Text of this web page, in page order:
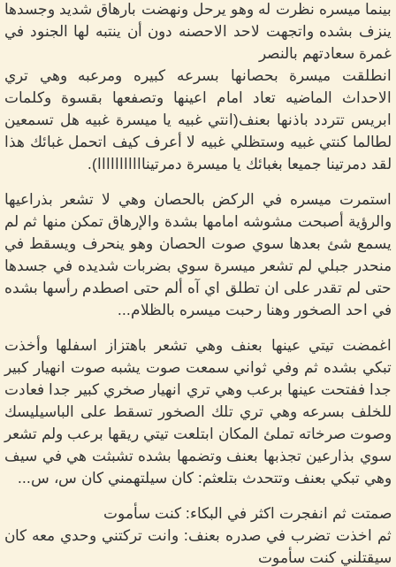
بينما ميسره نظرت له وهو يرحل ونهضت بارهاق شديد وجسدها
ينزف بشده واتجهت لاحد الاحصنه دون أن ينتبه لها الجنود في
غمرة سعادتهم بالنصر
انطلقت ميسرة بحصانها بسرعه كبيره ومرعبه وهي تري
الاحداث الماضيه تعاد امام اعينها وتصفعها بقسوة وكلمات
ابريس تتردد باذنها بعنف(انتي غبيه يا ميسرة غبيه هل تسمعين
لطالما كنتي غبيه وستظلي غبيه لا أعرف كيف اتحمل غبائك هذا
لقد دمرتينا جميعا بغبائك يا ميسرة دمرتينااااااااااا).
استمرت ميسره في الركض بالحصان وهي لا تشعر بذراعيها
والرؤية أصبحت مشوشه امامها بشدة والإرهاق تمكن منها ثم لم
يسمع شئ بعدها سوي صوت الحصان وهو ينحرف ويسقط في
منحدر جبلي لم تشعر ميسرة سوي بضربات شديده في جسدها
حتى لم تقدر على ان تطلق اي آه ألم حتى اصطدم رأسها بشده
في احد الصخور وهنا رحبت ميسره بالظلام...
اغمضت تيتي عينها بعنف وهي تشعر باهتزاز اسفلها وأخذت
تبكي بشده ثم وفي ثواني سمعت صوت يشبه صوت انهيار كبير
جدا ففتحت عينها برعب وهي تري انهيار صخري كبير جدا فعادت
للخلف بسرعه وهي تري تلك الصخور تسقط على الباسيليسك
وصوت صرخاته تملئ المكان ابتلعت تيتي ريقها برعب ولم تشعر
سوي بذارعين تجذبها بعنف وتضمها بشده تشبثت هي في سيف
وهي تبكي بعنف وتتحدث بتلعثم: كان سيلتهمني كان س، س...
صمتت ثم انفجرت اكثر في البكاء: كنت سأموت
ثم اخذت تضرب في صدره بعنف: وانت تركتني وحدي معه كان
سيقتلني كنت سأموت